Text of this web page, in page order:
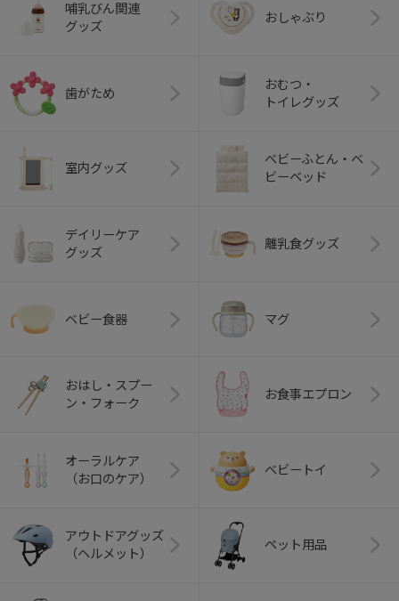
哺乳びん関連
グッズ
おしゃぶり
歯がため
おむつ・
トイレグッズ
室内グッズ
ベビーふとん・ベ
ビーベッド
デイリーケア
グッズ
離乳食グッズ
ベビー食器 マグ
おはし・スプー
ン・フォーク
お食事エプロン
オーラルケア
（お口のケア）
ベビートイ
アウトドアグッズ
（ヘルメット）
ペット用品